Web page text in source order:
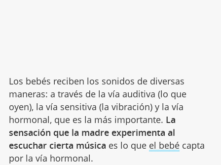
Los bebés reciben los sonidos de diversas
maneras: a través de la vía auditiva (lo que
oyen), la vía sensitiva (la vibración) y la vía
hormonal, que es la más importante. La
sensación que la madre experimenta al
escuchar cierta música es lo que el bebécapta
por la vía hormonal.